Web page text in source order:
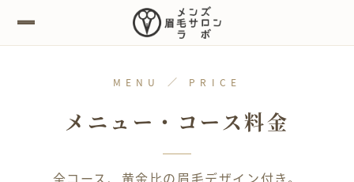
MENU ／ PRICE
メニュー・コース料金
全コース、黄金比の眉毛デザイン付き。